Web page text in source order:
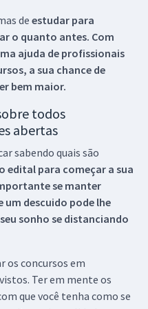
de estudar para
o quanto antes. Com
ajuda de profissionais
a sua chance de
bem maior.
todos
abertas
sabendo quais são
edital para começar a sua
se manter
descuido pode lhe
sonho se distanciando
os concursos em
Ter em mente os
que você tenha como se